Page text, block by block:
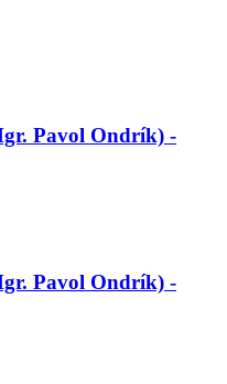
Pavol Ondrík) -
Pavol Ondrík) -